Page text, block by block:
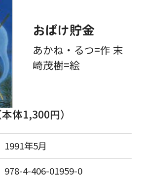
おばけ貯金
あかね・るつ=作 末
崎茂樹=絵
体1,300円）
1991年5月
978-4-406-01959-0